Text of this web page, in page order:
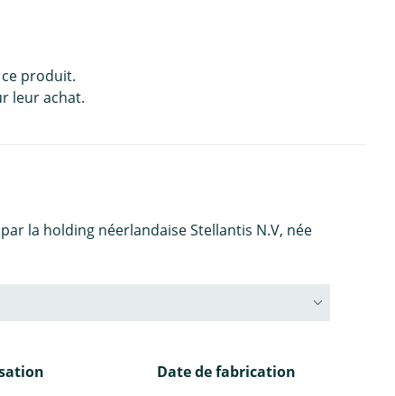
produit.
leur achat.
la holding néerlandaise Stellantis N.V, née
Date de fabrication